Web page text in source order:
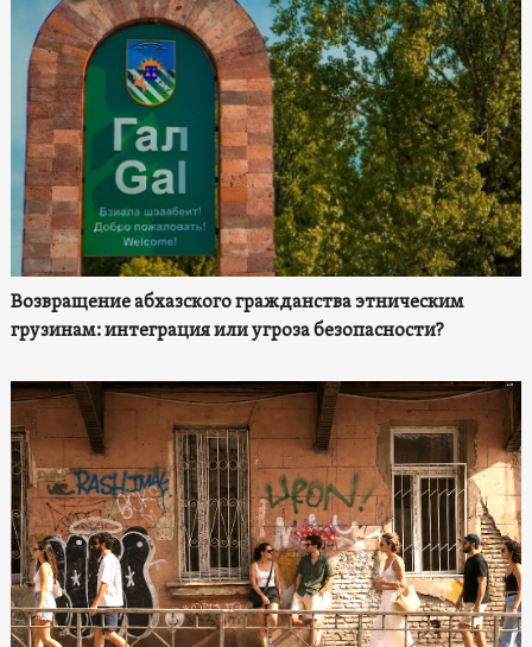
Возвращение абхазского гражданства этническим
грузинам: интеграция или угроза безопасности?